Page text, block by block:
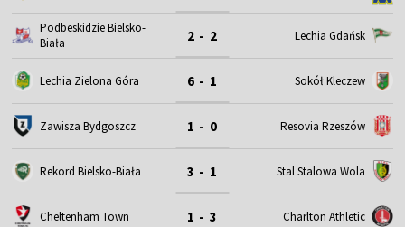
Podbeskidzie Bielsko-
Biała
2 - 2 Lechia Gdańsk
Lechia Zielona Góra 6 - 1 Sokół Kleczew
Zawisza Bydgoszcz 1 - 0 Resovia Rzeszów
Rekord Bielsko-Biała 3 - 1 Stal Stalowa Wola
Cheltenham Town 1 - 3 Charlton Athletic